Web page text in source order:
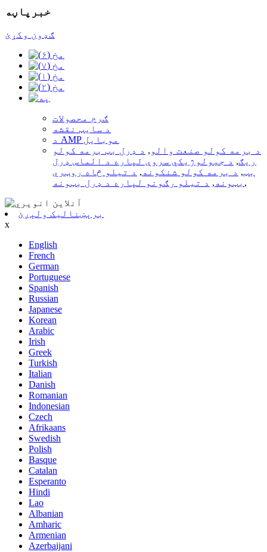
خبرپاڼه
ګډون وکړئ
ګرم محصولات
د سایټ نقشه
د AMP موبایل
د برمه کولو صنعت والو , د ډرل بټ برمه کولو
ریګ, د جیولوژیکي سروې لپاره د الماس ډرل
بټ, د برمه کولو شنکونه , د تیلو څاه روټري
بټونه , د تیلو رګونو لپاره د ډرل بټونه ,
برېښنالیک ولېږئ
x
English
French
German
Portuguese
Spanish
Russian
Japanese
Korean
Arabic
Irish
Greek
Turkish
Italian
Danish
Romanian
Indonesian
Czech
Afrikaans
Swedish
Polish
Basque
Catalan
Esperanto
Hindi
Lao
Albanian
Amharic
Armenian
Azerbaijani